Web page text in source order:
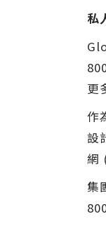
私
更
作
設
網
集